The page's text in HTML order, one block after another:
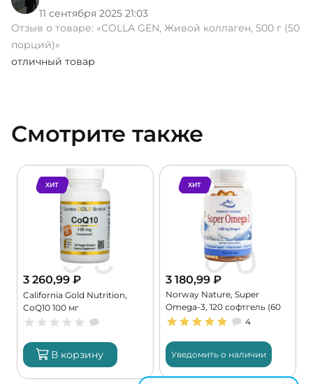
11 сентября 2025 21:03
Отзыв о товаре: «COLLA GEN, Живой коллаген, 500 г (50
порций)»
отличный товар
Смотрите также
ХИТ
3 260,99 ₽
California Gold Nutrition,
CoQ10 100 мг
В корзину
ХИТ
3 180,99 ₽
Norway Nature, Super
Omega-3, 120 софтгель (60
порций)
4
Уведомить о наличии